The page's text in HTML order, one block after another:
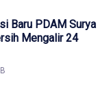
Baru PDAM Surya
Mengalir 24